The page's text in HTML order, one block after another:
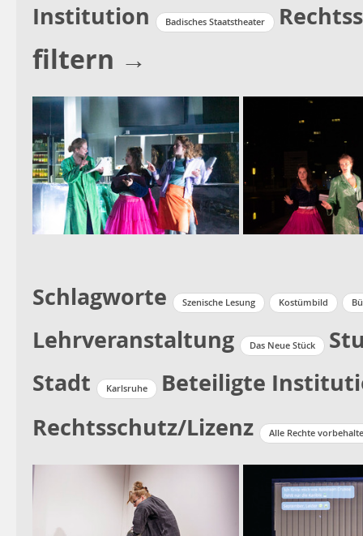
Institution
Badisches Staatstheater
filtern →
Schlagworte Szenische Lesung Kostümbild
Lehrveranstaltung Das Neue Stück
Stadt
Karlsruhe
Beteiligte
Rechtsschutz/Lizenz
Alle Rechte